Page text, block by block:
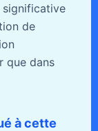
significative
de
que dans
à cette